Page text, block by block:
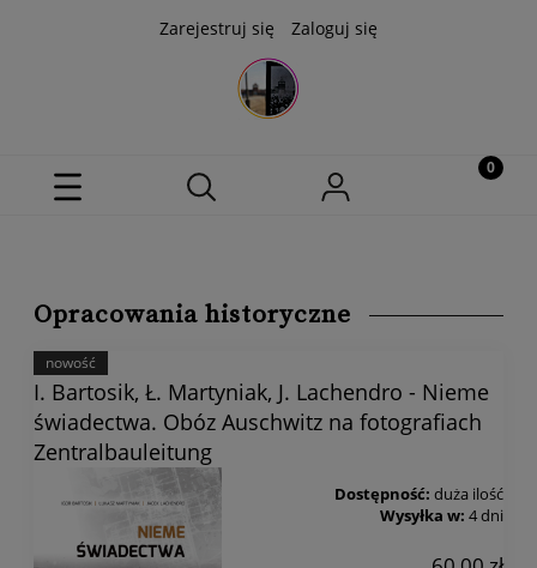
Zarejestruj się Zaloguj się
Opracowania historyczne
I. Bartosik, Ł. Martyniak, J. Lachendro - Nieme
świadectwa. Obóz Auschwitz na fotografiach
Zentralbauleitung
Dostępność: duża ilość
Wysyłka w: 4 dni
nowość